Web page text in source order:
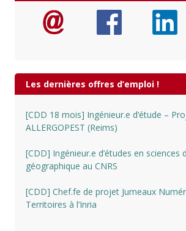
Les dernières offres d’emploi !
[CDD 18 mois] Ingénieur.e d’étude –
ALLERGOPEST (Reims)
[CDD] Ingénieur.e d’études en sciences
géographique au CNRS
[CDD] Chef.fe de projet Jumeaux
Territoires à l’Inria